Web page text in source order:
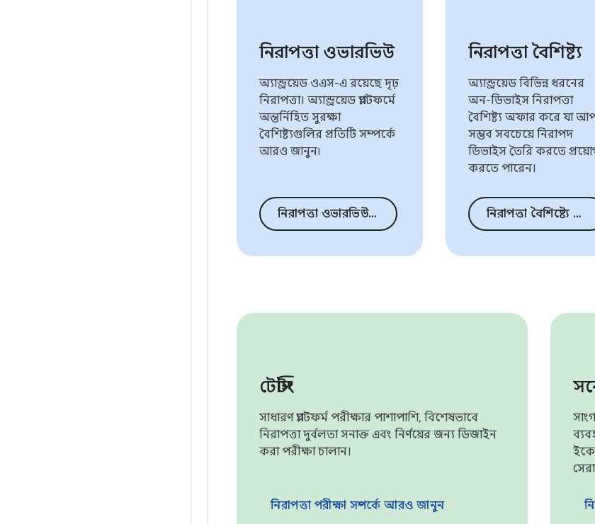
নিরাপত্তা ওভারভিউ
অ্যান্ড্রয়েড ওএস-এ রয়েছে দৃঢ়
নিরাপত্তা। অ্যান্ড্রয়েড প্ল্যাটফর্মে
অন্তর্নিহিত সুরক্ষা
বৈশিষ্ট্যগুলির প্রতিটি সম্পর্কে
আরও জানুন৷
নিরাপত্তা ওভারভিউ যান
নিরাপত্তা বৈশিষ্ট্য
অ্যান্ড্রয়েড বিভিন্ন ধরনের
অন-ডিভাইস নিরাপত্তা
বৈশিষ্ট্য অফার করে যা
সম্ভব সবচেয়ে নিরাপদ
ডিভাইস তৈরি করতে
করতে পারেন।
নিরাপত্তা বৈশিষ্ট্যে যান
টেস্টিং
সাধারণ প্ল্যাটফর্ম পরীক্ষার পাশাপাশি, বিশেষভাবে
নিরাপত্তা দুর্বলতা সনাক্ত এবং নির্ণয়ের জন্য ডিজাইন
করা পরীক্ষা চালান।
নিরাপত্তা পরীক্ষা সম্পর্কে আরও জানুন